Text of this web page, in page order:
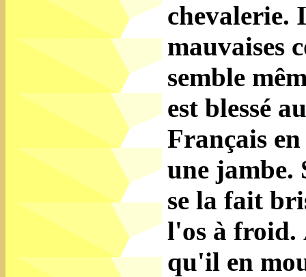
chevalerie.
mauvaises
semble
est blessé
Français
une jambe.
se la fait
l'os à froid.
qu'il en